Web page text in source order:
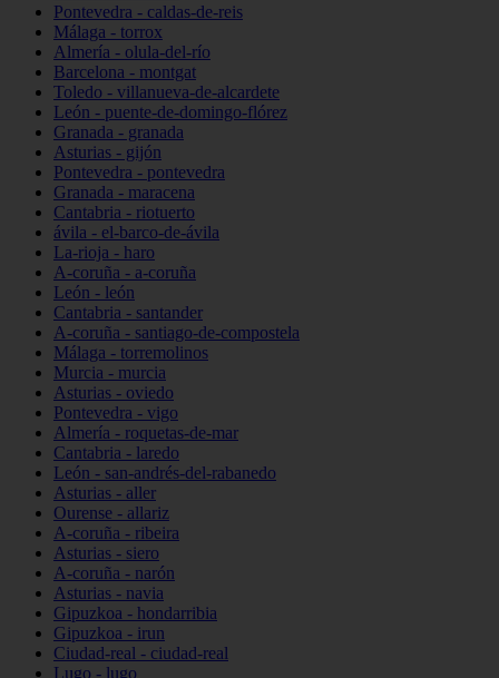
Pontevedra - caldas-de-reis
Málaga - torrox
Almería - olula-del-río
Barcelona - montgat
Toledo - villanueva-de-alcardete
León - puente-de-domingo-flórez
Granada - granada
Asturias - gijón
Pontevedra - pontevedra
Granada - maracena
Cantabria - riotuerto
ávila - el-barco-de-ávila
La-rioja - haro
A-coruña - a-coruña
León - león
Cantabria - santander
A-coruña - santiago-de-compostela
Málaga - torremolinos
Murcia - murcia
Asturias - oviedo
Pontevedra - vigo
Almería - roquetas-de-mar
Cantabria - laredo
León - san-andrés-del-rabanedo
Asturias - aller
Ourense - allariz
A-coruña - ribeira
Asturias - siero
A-coruña - narón
Asturias - navia
Gipuzkoa - hondarribia
Gipuzkoa - irun
Ciudad-real - ciudad-real
Lugo - lugo